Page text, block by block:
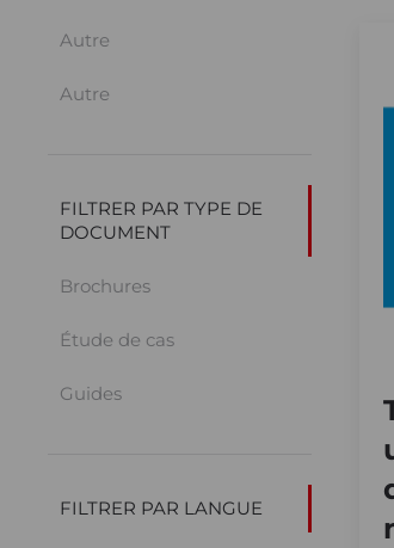
Autre
Autre
FILTRER PAR TYPE DE
DOCUMENT
Brochures
Étude de cas
Guides
FILTRER PAR LANGUE